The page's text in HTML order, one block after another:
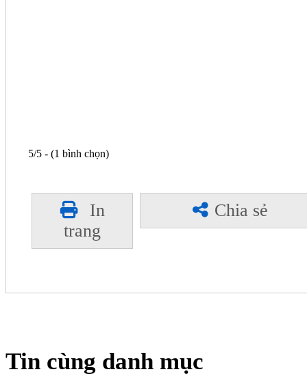
5/5 - (1 bình chọn)
In
trang
Chia sẻ
Tin cùng danh mục